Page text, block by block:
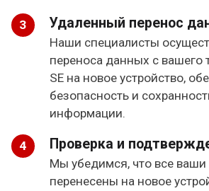
Удаленный перенос
Наши специалисты
переноса данных с вашего
SE на новое устройство,
безопасность и
информации.
Проверка и
Мы убедимся, что все
перенесены на новое